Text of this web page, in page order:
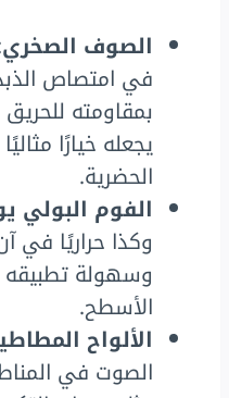
الصوف الصخري
في امتصاص
بمقاومته
يجعله خيارًا
الحضرية.
الفوم البولي
وكذا حراريًا في
وسهولة تطبيقه
الأسطح.
الألواح
الصوت في